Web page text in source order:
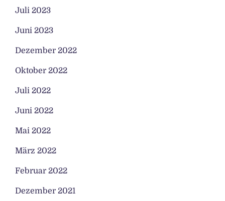
Juli 2023
Juni 2023
Dezember 2022
Oktober 2022
Juli 2022
Juni 2022
Mai 2022
März 2022
Februar 2022
Dezember 2021